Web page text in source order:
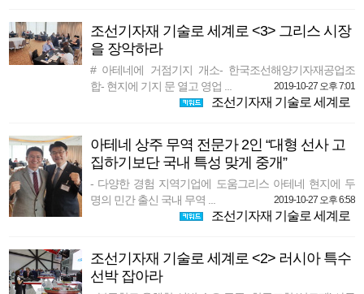
조선기자재 기술로 세계로 <3> 그리스 시장
을 장악하라
# 아테네에 거점기지 개소- 한국조선해양기자재공업조
합- 현지에 기지 문 열고 영업 ...
2019-10-27 오후 7:01
조선기자재 기술로 세계로
아테네 상주 무역 전문가 2인 “대형 선사 고
집하기보단 국내 특성 맞게 중개”
- 다양한 경험 지역기업에 도움그리스 아테네 현지에 두
명의 민간 출신 국내 무역 ...
2019-10-27 오후 6:58
조선기자재 기술로 세계로
조선기자재 기술로 세계로 <2> 러시아 특수
선박 잡아라